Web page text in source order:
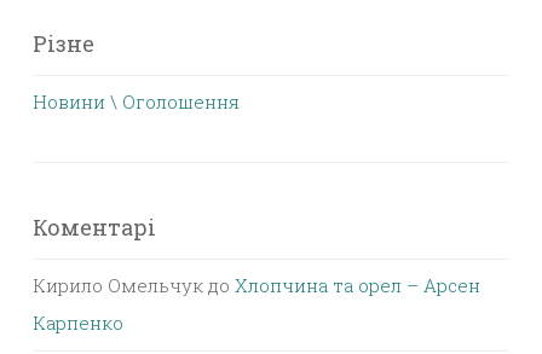
Різне
Новини \ Оголошення
Коментарі
Кирило Омельчук до Хлопчина та орел – Арсен
Карпенко